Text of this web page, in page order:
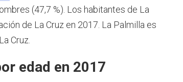
(47,7 %). Los habitantes de La
de La Cruz en 2017. La Palmilla es
Cruz.
edad en 2017